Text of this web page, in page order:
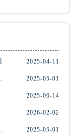
福建省南平市建阳区人民西路浪琴售后服务中心（需提前预约）
2025-04-11
格区间） 2025-05-01
2025-06-14
2026-02-02
价值回顾） 2025-05-01